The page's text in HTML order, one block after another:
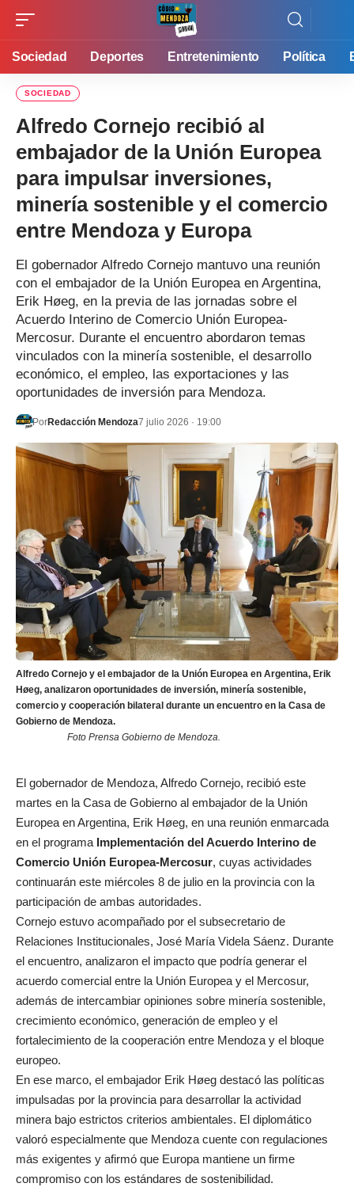
Sociedad Deportes Entretenimiento Política
SOCIEDAD
Alfredo Cornejo recibió al
embajador de la Unión Europea
para impulsar inversiones,
minería sostenible y el comercio
entre Mendoza y Europa
El gobernador Alfredo Cornejo mantuvo una reunión
con el embajador de la Unión Europea en Argentina,
Erik Høeg, en la previa de las jornadas sobre el
Acuerdo Interino de Comercio Unión Europea-
Mercosur. Durante el encuentro abordaron temas
vinculados con la minería sostenible, el desarrollo
económico, el empleo, las exportaciones y las
oportunidades de inversión para Mendoza.
PorRedacción Mendoza7 julio 2026 · 19:00
Alfredo Cornejo y el embajador de la Unión Europea en Argentina, Erik
Høeg, analizaron oportunidades de inversión, minería sostenible,
comercio y cooperación bilateral durante un encuentro en la Casa de
Gobierno de Mendoza.
Foto Prensa Gobierno de Mendoza.
El gobernador de Mendoza, Alfredo Cornejo, recibió este
martes en la Casa de Gobierno al embajador de la Unión
Europea en Argentina, Erik Høeg, en una reunión enmarcada
en el programa Implementación del Acuerdo Interino de
Comercio Unión Europea-Mercosur, cuyas actividades
continuarán este miércoles 8 de julio en la provincia con la
participación de ambas autoridades.
Cornejo estuvo acompañado por el subsecretario de
Relaciones Institucionales, José María Videla Sáenz. Durante
el encuentro, analizaron el impacto que podría generar el
acuerdo comercial entre la Unión Europea y el Mercosur,
además de intercambiar opiniones sobre minería sostenible,
crecimiento económico, generación de empleo y el
fortalecimiento de la cooperación entre Mendoza y el bloque
europeo.
En ese marco, el embajador Erik Høeg destacó las políticas
impulsadas por la provincia para desarrollar la actividad
minera bajo estrictos criterios ambientales. El diplomático
valoró especialmente que Mendoza cuente con regulaciones
más exigentes y afirmó que Europa mantiene un firme
compromiso con los estándares de sostenibilidad.